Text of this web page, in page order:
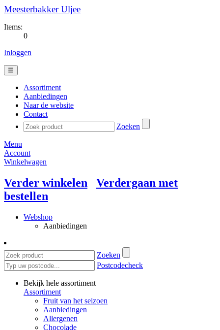
Meesterbakker Uljee
Items:
0
Inloggen
☰
Assortiment
Aanbiedingen
Naar de website
Contact
Zoeken
Menu
Account
Winkelwagen
Verder winkelen
Verdergaan met
bestellen
Webshop
Aanbiedingen
Zoeken
Postcodecheck
Bekijk hele assortiment
Assortiment
Fruit van het seizoen
Aanbiedingen
Allergenen
Chocolade